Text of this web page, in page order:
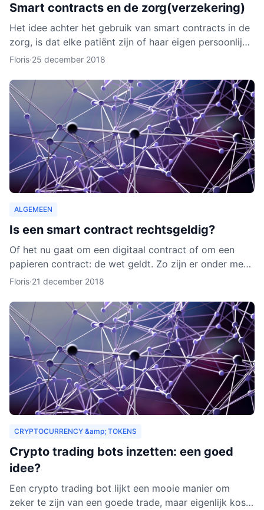
Smart contracts en de zorg(verzekering)
Het idee achter het gebruik van smart contracts in de
zorg, is dat elke patiënt zijn of haar eigen persoonlijke
data vanaf ieder online apparaat kan inzien en b
Floris·25 december 2018
ALGEMEEN
Is een smart contract rechtsgeldig?
Of het nu gaat om een digitaal contract of om een
papieren contract: de wet geldt. Zo zijn er onder meer
regels over de privacy van de deelnemers aan het
Floris·21 december 2018
CRYPTOCURRENCY &amp; TOKENS
Crypto trading bots inzetten: een goed
idee?
Een crypto trading bot lijkt een mooie manier om
zeker te zijn van een goede trade, maar eigenlijk kost